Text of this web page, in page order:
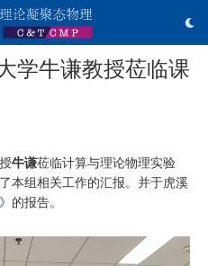
学牛谦教授莅临课
牛谦莅临计算与理论物理实验
本组相关工作的汇报。并于虎溪
的报告。